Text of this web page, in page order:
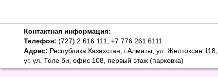
Контактная информация:
Телефон: (727) 2 616 111, +7 776 261 6111
Адрес: Республика Казахстан, г.Алматы, ул. Желтоксан 118,
уг. ул. Толе би, офис 108, первый этаж (парковка)